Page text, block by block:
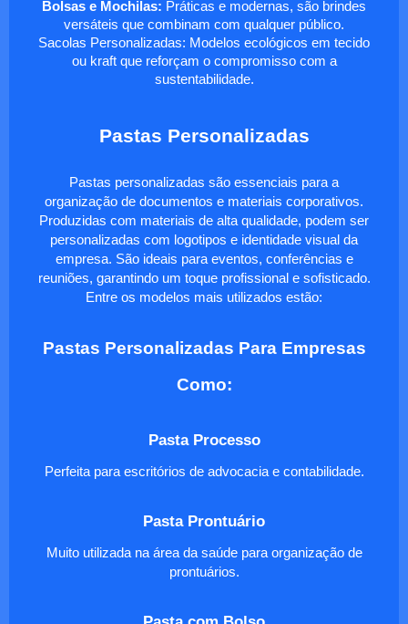
Bolsas e Mochilas: Práticas e modernas, são brindes
versáteis que combinam com qualquer público.
Sacolas Personalizadas: Modelos ecológicos em tecido
ou kraft que reforçam o compromisso com a
sustentabilidade.
Pastas Personalizadas
Pastas personalizadas são essenciais para a
organização de documentos e materiais corporativos.
Produzidas com materiais de alta qualidade, podem ser
personalizadas com logotipos e identidade visual da
empresa. São ideais para eventos, conferências e
reuniões, garantindo um toque profissional e sofisticado.
Entre os modelos mais utilizados estão:
Pastas Personalizadas Para Empresas
Como:
Pasta Processo
Perfeita para escritórios de advocacia e contabilidade.
Pasta Prontuário
Muito utilizada na área da saúde para organização de
prontuários.